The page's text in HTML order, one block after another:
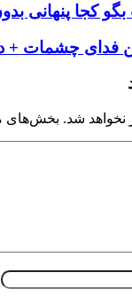
کجا پنهانی
فدای چشمات +
نخواهد شد. بخش‌های